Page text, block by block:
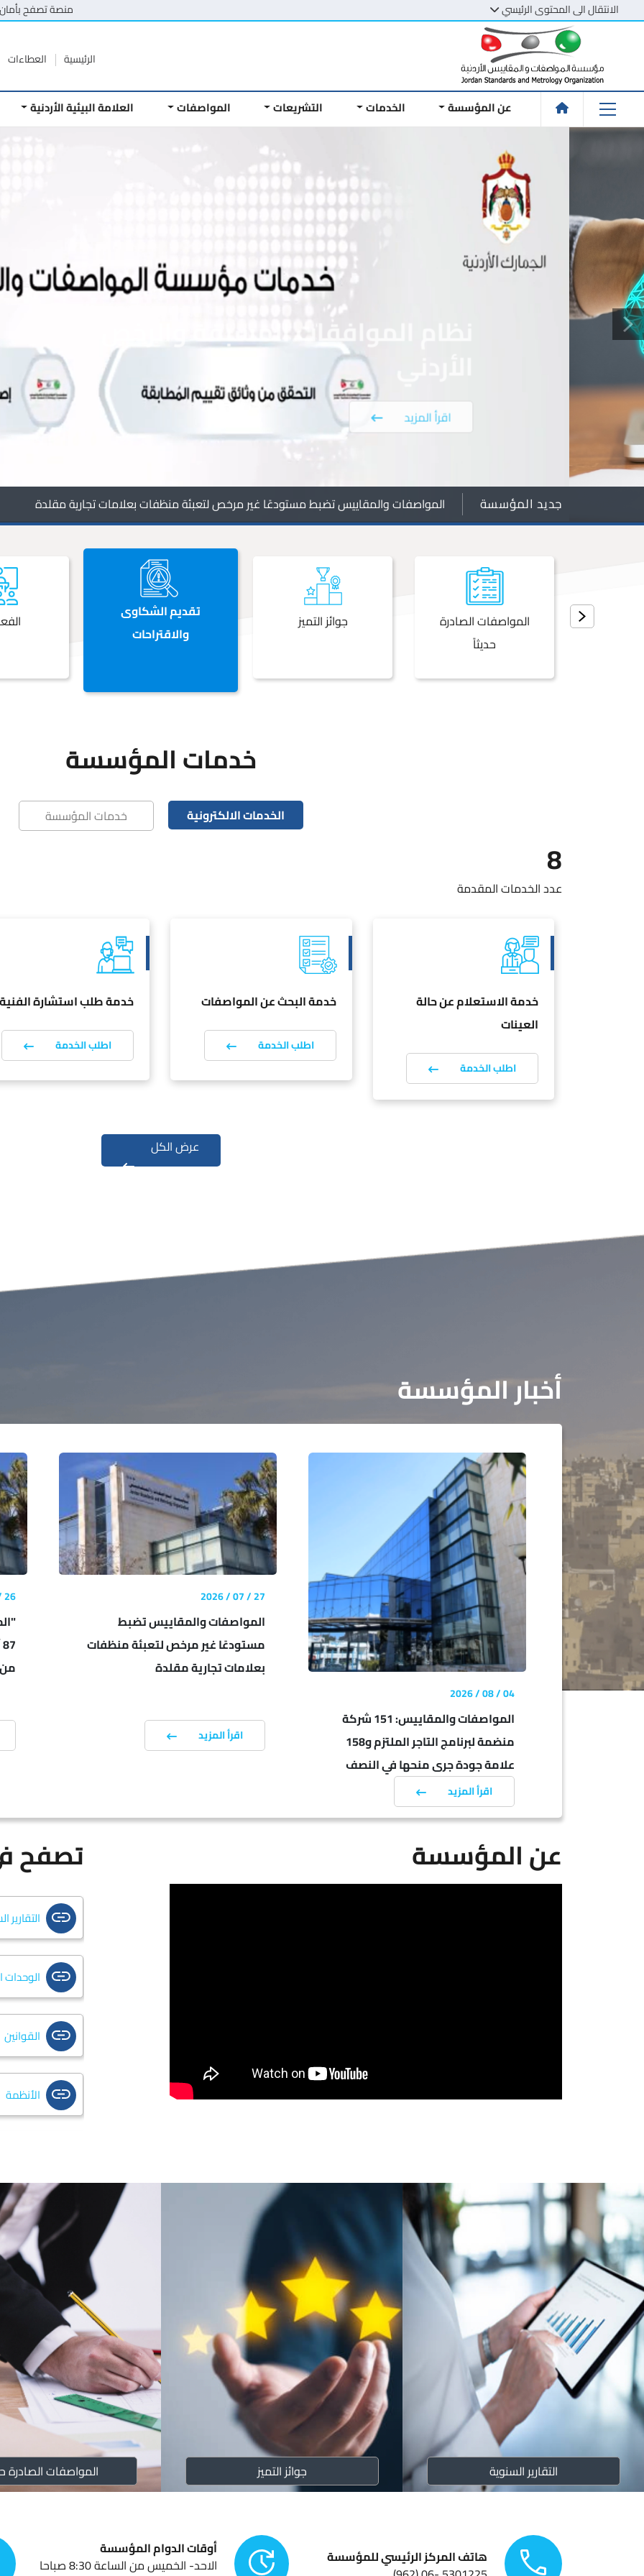
الانتقال الى المحتوى الرئيسي منصة تصفح بأمان
الرئيسية العطاءات
عن المؤسسة الخدمات التشريعات المواصفات العلامة البيئية الأردنية
نظام الموافقات المسبقة والرخص
جديد المؤسسة المواصفات والمقاييس تضبط مستودعًا غير مرخص لتعبئة منظفات بعلامات تجارية مقلدة
المواصفات الصادرة
حديثاً
جوائز التميز
تقديم الشكاوى
والاقتراحات
خدمات المؤسسة
الخدمات الالكترونية خدمات المؤسسة
8
عدد الخدمات المقدمة
خدمة الاستعلام عن حالة
العينات
اطلب الخدمة
خدمة البحث عن المواصفات
اطلب الخدمة
خدمة طلب استشارة الفنية
اطلب الخدمة
عرض الكل
أخبار المؤسسة
04 / 08 / 2026
المواصفات والمقاييس: 151 شركة
منضمة لبرنامج التاجر الملتزم و158
علامة جودة جرى منحها في النصف
الأول من 2026
اقرأ المزيد
27 / 07 / 2026
المواصفات والمقاييس تضبط
مستودعًا غير مرخص لتعبئة منظفات
بعلامات تجارية مقلدة
اقرأ المزيد
26 / 07 / 2026
من
عن المؤسسة تصفح
قائمة
التقارير
الوحدات
القوانين
الأنظمة
قائمة
التقارير
القوانين
قائمة
التقارير السنوية جوائز التميز المواصفات الصادرة
هاتف المركز الرئيسي للمؤسسة
أوقات الدوام المؤسسة
الاحد- الخميس من الساعة 8:30 صباحا